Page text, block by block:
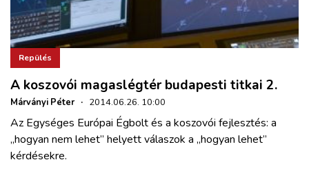
Repülés
A koszovói magaslégtér budapesti titkai 2.
Márványi Péter · 2014.06.26. 10:00
Az Egységes Európai Égbolt és a koszovói fejlesztés: a
„hogyan nem lehet” helyett válaszok a „hogyan lehet”
kérdésekre.